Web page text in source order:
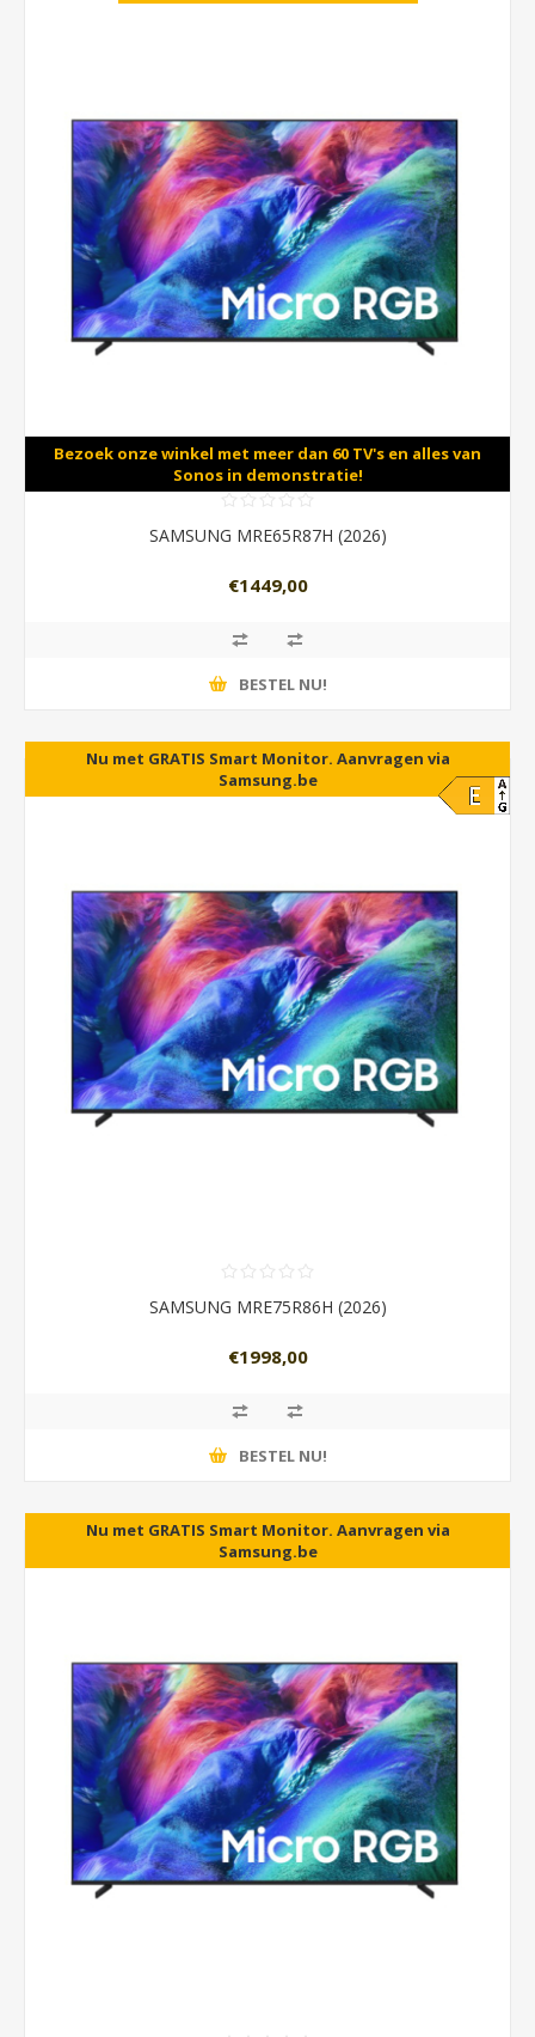
Bezoek onze winkel met meer dan 60 TV's en alles van
Sonos in demonstratie!
SAMSUNG MRE65R87H (2026)
€1449,00
BESTEL NU!
Nu met GRATIS Smart Monitor. Aanvragen via
Samsung.be
SAMSUNG MRE75R86H (2026)
€1998,00
BESTEL NU!
5 jaar garantie als U in NL woont.
Nu met GRATIS Smart Monitor. Aanvragen via
Samsung.be